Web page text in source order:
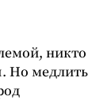
никто
Но медлить